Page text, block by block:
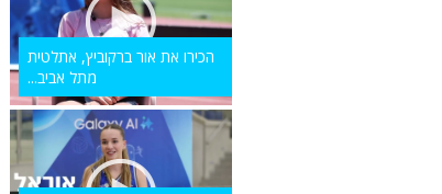
הכירו את אור ברקוביץ, אתלטית
מתל אביב...